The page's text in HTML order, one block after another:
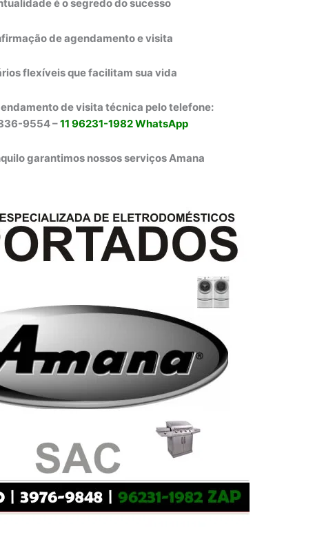
é o segredo do sucesso
de agendamento e visita
flexíveis que facilitam sua vida
de visita técnica pelo telefone:
9554 –11 96231-1982 WhatsApp
garantimos nossos serviços Amana